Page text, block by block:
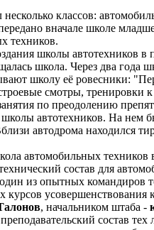
несколько классов:
вначале школе
техников.
школы автотехников в
школа. Через два года
школу её ровесники:
смотры, тренировки
по преодолению
автотехников. На нем
автодрома находился
автомобильных
состав для
из опытных командиров
курсов
, начальником штаба -
состав